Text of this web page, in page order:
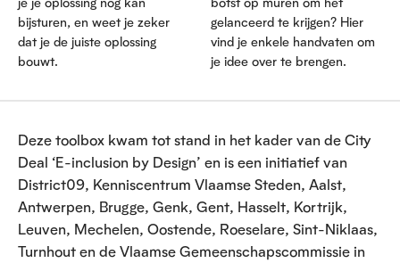
bijsturen, en weet je zeker
dat je de juiste oplossing
bouwt.
gelanceerd te krijgen? Hier
vind je enkele handvaten om
je idee over te brengen.
Deze toolbox kwam tot stand in het kader van de City
Deal ‘E-inclusion by Design’ en is een initiatief van
District09, Kenniscentrum Vlaamse Steden, Aalst,
Antwerpen, Brugge, Genk, Gent, Hasselt, Kortrijk,
Leuven, Mechelen, Oostende, Roeselare, Sint-Niklaas,
Turnhout en de Vlaamse Gemeenschapscommissie in